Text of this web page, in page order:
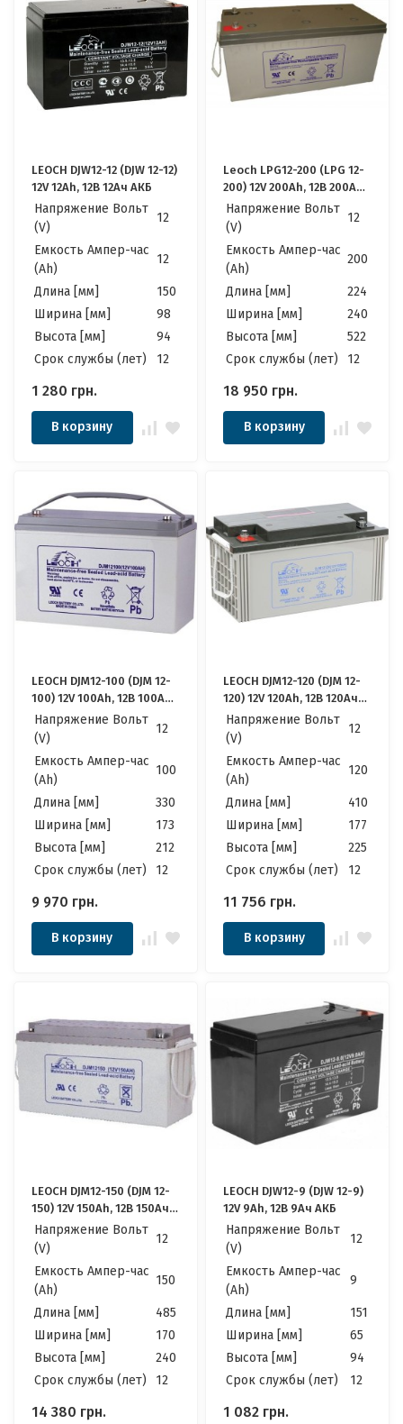
LEOCH DJW12-12 (DJW 12-12)
12V 12Ah, 12В 12Ач АКБ
Напряжение Вольт
(V)
12
Емкость Ампер-час
(Ah)
12
Длина [мм]
150
Ширина [мм]
98
Высота [мм]
94
Cрок службы (лет)
12
1 280 грн.
В корзину
Leoch LPG12-200 (LPG 12-
200) 12V 200Ah, 12В 200Ач
АКБ
Напряжение Вольт
(V)
12
Емкость Ампер-час
(Ah)
200
Длина [мм]
224
Ширина [мм]
240
Высота [мм]
522
Cрок службы (лет)
12
18 950 грн.
В корзину
LEOCH DJM12-100 (DJM 12-
100) 12V 100Ah, 12В 100Ач
АКБ
Напряжение Вольт
(V)
12
Емкость Ампер-час
(Ah)
100
Длина [мм]
330
Ширина [мм]
173
Высота [мм]
212
Cрок службы (лет)
12
9 970 грн.
В корзину
LEOCH DJM12-120 (DJM 12-
120) 12V 120Ah, 12В 120Ач
АКБ
Напряжение Вольт
(V)
12
Емкость Ампер-час
(Ah)
120
Длина [мм]
410
Ширина [мм]
177
Высота [мм]
225
Cрок службы (лет)
12
11 756 грн.
В корзину
LEOCH DJM12-150 (DJM 12-
150) 12V 150Ah, 12В 150Ач
АКБ
Напряжение Вольт
(V)
12
Емкость Ампер-час
(Ah)
150
Длина [мм]
485
Ширина [мм]
170
Высота [мм]
240
Cрок службы (лет)
12
14 380 грн.
LEOCH DJW12-9 (DJW 12-9)
12V 9Ah, 12В 9Ач АКБ
Напряжение Вольт
(V)
12
Емкость Ампер-час
(Ah)
9
Длина [мм]
151
Ширина [мм]
65
Высота [мм]
94
Cрок службы (лет)
12
1 082 грн.